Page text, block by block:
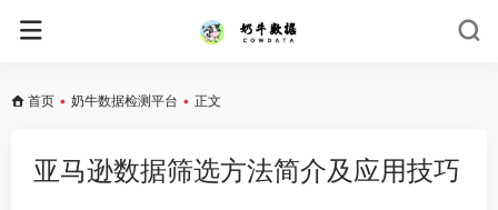
首页 • 奶牛数据检测平台 • 正文
亚马逊数据筛选方法简介及应用技巧